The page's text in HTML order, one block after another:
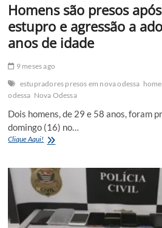
Homens são presos
estupro e agressão a
anos de idade
9 meses ago
estupradores presos em nova odessa
odessa Nova Odessa
Dois homens, de 29 e 58 anos, foram
domingo (16) no…
Clique Aqui! Homens
após
flagrante
de
estupro
e
agressão